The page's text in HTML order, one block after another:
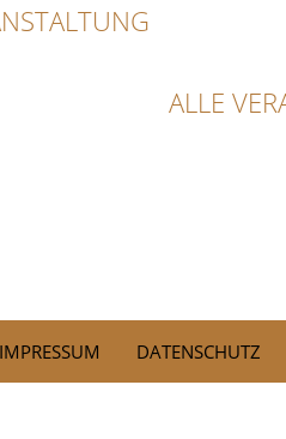
ALLE
IMPRESSUM DATENSCHUTZ